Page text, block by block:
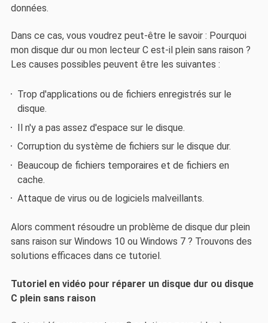
données.
Dans ce cas, vous voudrez peut-être le savoir : Pourquoi
mon disque dur ou mon lecteur C est-il plein sans raison ?
Les causes possibles peuvent être les suivantes :
Trop d'applications ou de fichiers enregistrés sur le
disque.
Il n'y a pas assez d'espace sur le disque.
Corruption du système de fichiers sur le disque dur.
Beaucoup de fichiers temporaires et de fichiers en
cache.
Attaque de virus ou de logiciels malveillants.
Alors comment résoudre un problème de disque dur plein
sans raison sur Windows 10 ou Windows 7 ? Trouvons des
solutions efficaces dans ce tutoriel.
Tutoriel en vidéo pour réparer un disque dur ou disque
C plein sans raison